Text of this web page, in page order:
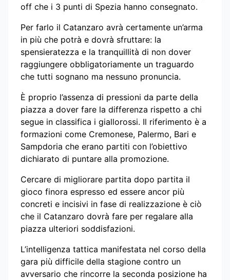
off che i 3 punti di Spezia hanno consegnato.
Per farlo il Catanzaro avrà certamente un’arma
in più che potrà e dovrà sfruttare: la
spensieratezza e la tranquillità di non dover
raggiungere obbligatoriamente un traguardo
che tutti sognano ma nessuno pronuncia.
È proprio l’assenza di pressioni da parte della
piazza a dover fare la differenza rispetto a chi
segue in classifica i giallorossi. Il riferimento è a
formazioni come Cremonese, Palermo, Bari e
Sampdoria che erano partiti con l’obiettivo
dichiarato di puntare alla promozione.
Cercare di migliorare partita dopo partita il
gioco finora espresso ed essere ancor più
concreti e incisivi in fase di realizzazione è ciò
che il Catanzaro dovrà fare per regalare alla
piazza ulteriori soddisfazioni.
L’intelligenza tattica manifestata nel corso della
gara più difficile della stagione contro un
avversario che rincorre la seconda posizione ha